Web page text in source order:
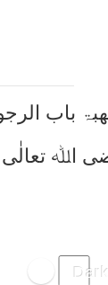
باب
تعالٰی